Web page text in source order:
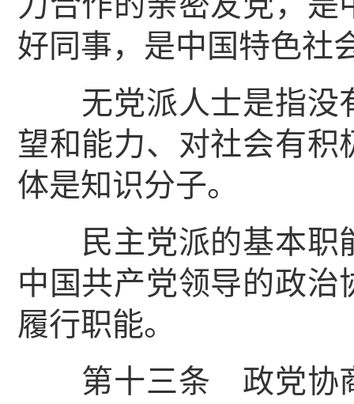
好同事，是中国特色社
无党派人士是指没
望和能力、对社会有积
体是知识分子。
民主党派的基本职
中国共产党领导的政
履行职能。
第十三条 政党协商